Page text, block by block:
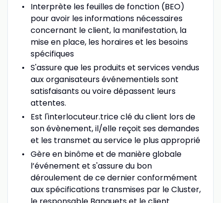
Interprète les feuilles de fonction (BEO)
pour avoir les informations nécessaires
concernant le client, la manifestation, la
mise en place, les horaires et les besoins
spécifiques
S'assure que les produits et services vendus
aux organisateurs événementiels sont
satisfaisants ou voire dépassent leurs
attentes.
Est l'interlocuteur.trice clé du client lors de
son évènement, il/elle reçoit ses demandes
et les transmet au service le plus approprié
Gère en binôme et de manière globale
l’événement et s'assure du bon
déroulement de ce dernier conformément
aux spécifications transmises par le Cluster,